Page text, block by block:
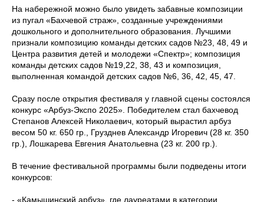
На набережной можно было увидеть забавные композиции
из пугал «Бахчевой страж», созданные учреждениями
дошкольного и дополнительного образования. Лучшими
признали композицию команды детских садов №23, 48, 49 и
Центра развития детей и молодежи «Спектр»; композиция
команды детских садов №19,22, 38, 43 и композиция,
выполненная командой детских садов №6, 36, 42, 45, 47.
Сразу после открытия фестиваля у главной сцены состоялся
конкурс «Арбуз-Экспо 2025». Победителем стал бахчевод
Степанов Алексей Николаевич, который вырастил арбуз
весом 50 кг. 650 гр., Грузднев Александр Игоревич (28 кг. 350
гр.), Лошкарева Евгения Анатольевна (23 кг. 200 гр.).
В течение фестивальной программы были подведены итоги
конкурсов:
- «Камышинский арбуз», где лауреатами в категории